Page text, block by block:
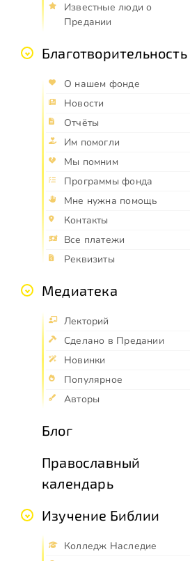
Известные люди о
Предании
Благотворительность
О нашем фонде
Новости
Отчёты
Им помогли
Мы помним
Программы фонда
Мне нужна помощь
Контакты
Все платежи
Реквизиты
Медиатека
Лекторий
Сделано в Предании
Новинки
Популярное
Авторы
Блог
Православный
календарь
Изучение Библии
Колледж Наследие